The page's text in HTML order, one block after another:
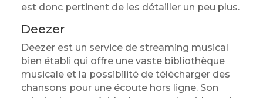
est donc pertinent de les détailler un peu plus.
Deezer
Deezer est un service de streaming musical
bien établi qui offre une vaste bibliothèque
musicale et la possibilité de télécharger des
chansons pour une écoute hors ligne. Son